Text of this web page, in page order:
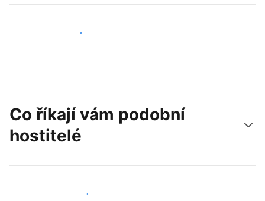
Oslovit nové hosty už dnes
Co říkají vám podobní
hostitelé
Připojit se k dalším hostitelům